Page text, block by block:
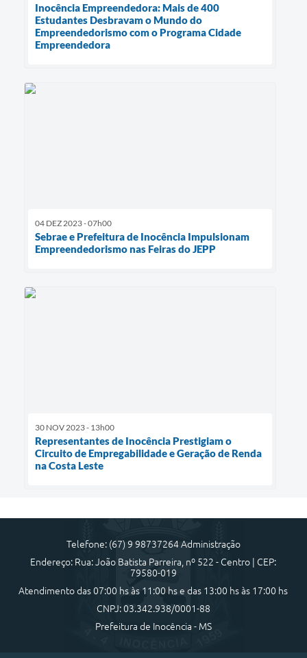
Inocência Empreendedora: Mais de 400
Estudantes Desbravam o Mundo do
Empreendedorismo com o Programa Cidade
Empreendedora
04 DEZ 2023 - 07h00
Sebrae e Prefeitura de Inocência Impulsionam
Empreendedorismo nas Feiras do JEPP
30 NOV 2023 - 13h00
Representantes de Inocência Prestigiam o
Circuito de Empregabilidade e Geração de Renda
na Costa Leste
Telefone: (67) 9 98737264 Administração
Endereço: Rua: João Batista Parreira, nº 522 - Centro | CEP:
79580-019
Atendimento das 07:00 hs às 11:00 hs e das 13:00 hs às 17:00 hs
CNPJ: 03.342.938/0001-88
Prefeitura de Inocência - MS